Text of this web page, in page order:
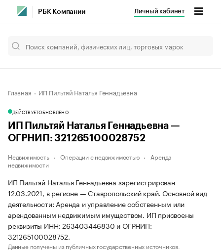
РБК Компании Личный кабинет
Главная ИП Пильтяй Наталья Геннадьевна
ДЕЙСТВУЕТОБНОВЛЕНО
ИП Пильтяй Наталья Геннадьевна —
ОГРНИП: 321265100028752
Недвижимость Операции с недвижимостью
Аренда
недвижимости
ИП Пильтяй Наталья Геннадьевна зарегистрирован
12.03.2021, в регионе — Ставропольский край. Основной вид
деятельности: Аренда и управление собственным или
арендованным недвижимым имуществом. ИП присвоены
реквизиты ИНН: 263403446830 и ОГРНИП:
321265100028752.
Данные получены из публичных государственных источников.